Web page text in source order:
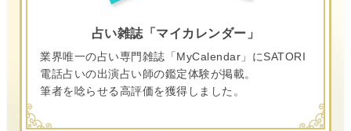
占い雑誌「マイカレンダー」
業界唯一の占い専門雑誌「MyCalendar」にSATORI
電話占いの出演占い師の鑑定体験が掲載。
筆者を唸らせる高評価を獲得しました。